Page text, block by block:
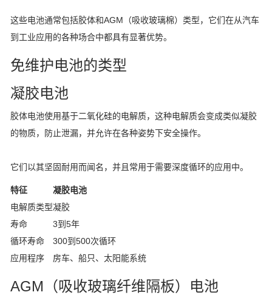
这些电池通常包括胶体和AGM（吸收玻璃棉）类型，它们在从汽车
到工业应用的各种场合中都具有显著优势。
免维护电池的类型
凝胶电池
胶体电池使用基于二氧化硅的电解质，这种电解质会变成类似凝胶
的物质，防止泄漏，并允许在各种姿势下安全操作。
它们以其坚固耐用而闻名，并且常用于需要深度循环的应用中。
特征
凝胶电池
电解质类型凝胶
寿命
3到5年
循环寿命
300到500次循环
应用程序
房车、船只、太阳能系统
AGM（吸收玻璃纤维隔板）电池